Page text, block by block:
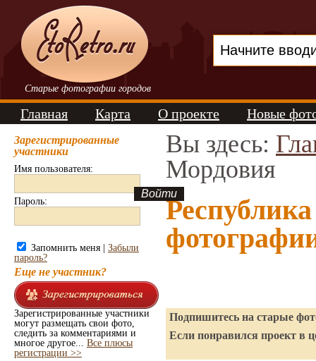
Старые фотографии городов
Главная Карта О проекте Новые
Зарегистрированные
участники
Имя пользователя:
Пароль:
Запомнить меня | Забыли
пароль?
Еще не участник?
Зарегистрированные участники
могут размещать свои фото,
следить за комментариями и
многое другое... Все плюсы
регистрации >>
Вы здесь:
Мордовия
Подпишитесь на старые
Если понравился проект в